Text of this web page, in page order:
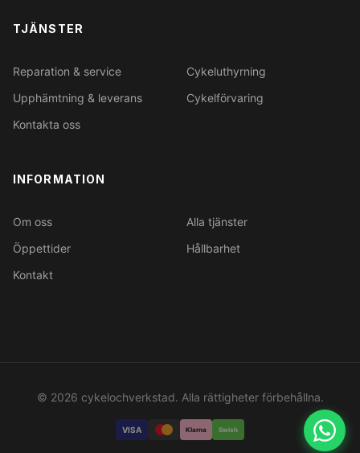
TJÄNSTER
Reparation & service
Cykeluthyrning
Upphämtning & leverans
Cykelförvaring
Kontakta oss
INFORMATION
Om oss
Alla tjänster
Öppettider
Hållbarhet
Kontakt
© 2026 cykelochverkstad. Alla rättigheter förbehållna.
VISA Klarna Swish